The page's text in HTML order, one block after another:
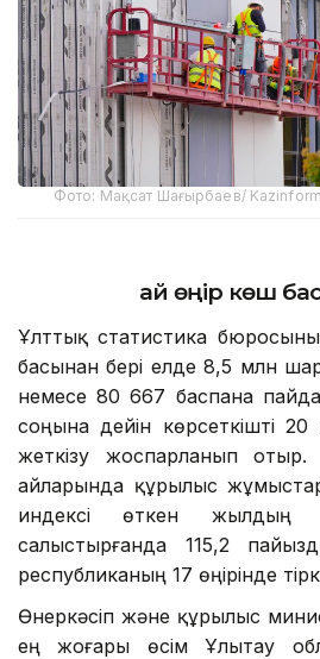
Фото: Мақсат Шағырбаев/ Kazinform
Қай өңір көш
Ұлттық статистика
басынан бері елде 8,5 млн
немесе 80 667 баспана
соңына дейін көрсеткішті
жеткізу жоспарланып
айларында құрылыс
индексі өткен жылдың
салыстырғанда 115,2
республиканың 17 өңірінде
Өнеркәсіп және құрылыс
ең жоғары өсім Ұлытау